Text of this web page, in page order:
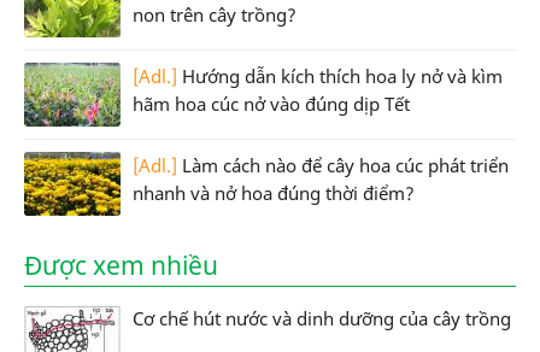
non trên cây trồng?
[Adl.] Hướng dẫn kích thích hoa ly nở và kìm
hãm hoa cúc nở vào đúng dịp Tết
[Adl.] Làm cách nào để cây hoa cúc phát triển
nhanh và nở hoa đúng thời điểm?
Được xem nhiều
Cơ chế hút nước và dinh dưỡng của cây trồng